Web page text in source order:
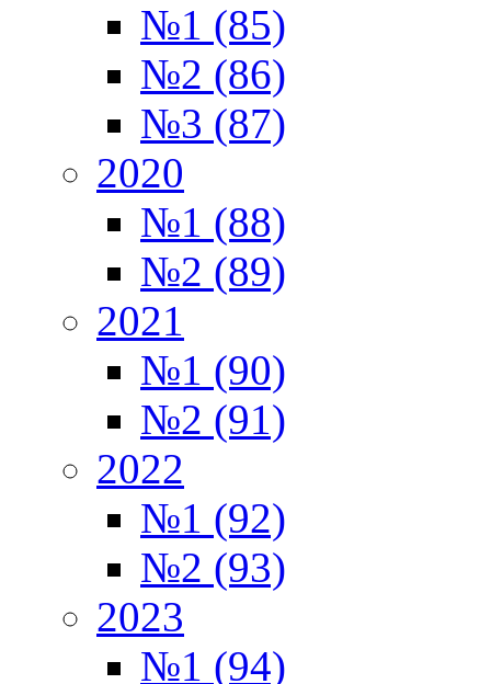
№1 (85)
№2 (86)
№3 (87)
2020
№1 (88)
№2 (89)
2021
№1 (90)
№2 (91)
2022
№1 (92)
№2 (93)
2023
№1 (94)